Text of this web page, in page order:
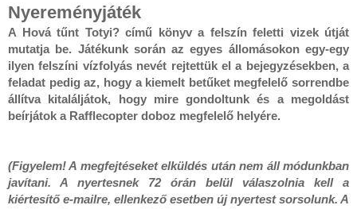
Nyereményjáték
A Hová tűnt Totyi? című könyv a felszín feletti vizek útját
mutatja be. Játékunk során az egyes állomásokon egy-egy
ilyen felszíni vízfolyás nevét rejtettük el a bejegyzésekben, a
feladat pedig az, hogy a kiemelt betűket megfelelő sorrendbe
állítva kitaláljátok, hogy mire gondoltunk és a megoldást
beírjátok a Rafflecopter doboz megfelelő helyére.
(Figyelem! A megfejtéseket elküldés után nem áll módunkban
javítani. A nyertesnek 72 órán belül válaszolnia kell a
kiértesítő e-mailre, ellenkező esetben új nyertest sorsolunk. A